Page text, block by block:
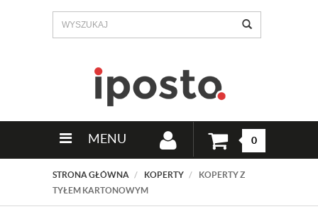
MENU 0
STRONA GŁÓWNA KOPERTY
KOPERTY Z
TYŁEM KARTONOWYM